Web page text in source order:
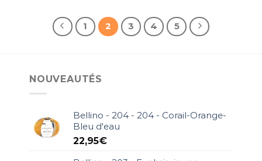
1 2 3 4 5
NOUVEAUTÉS
Bellino - 204 - 204 - Corail-Orange-
Bleu d'eau
22,95€